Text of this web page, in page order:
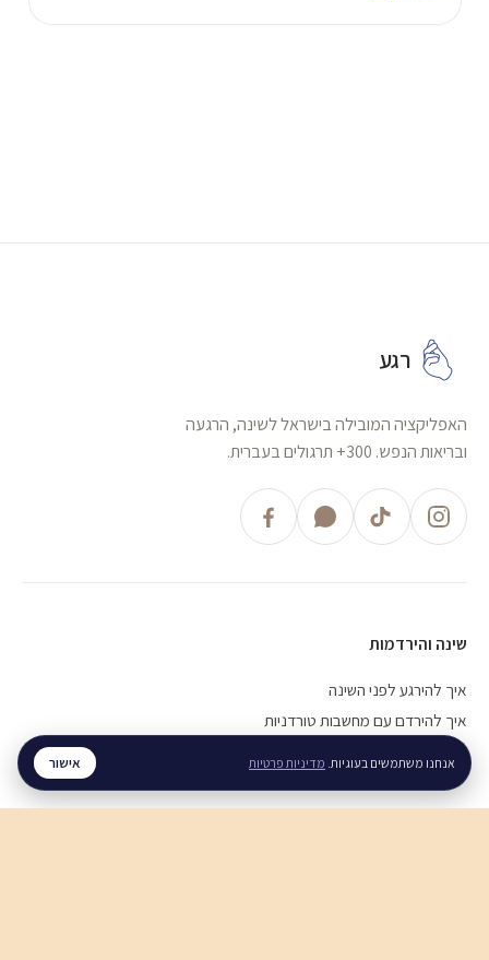
רגע
האפליקציה המובילה בישראל לשינה, הרגעה
ובריאות הנפש. 300+ תרגולים בעברית.
שינה והירדמות
איך להירגע לפני השינה
איך להירדם עם מחשבות טורדניות
חוסר שינה כרוני, מה עושים
אנחנו משתמשים בעוגיות. מדיניות פרטיות אישור